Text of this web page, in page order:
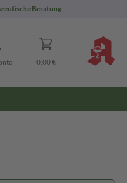
Beratung
0,00 €